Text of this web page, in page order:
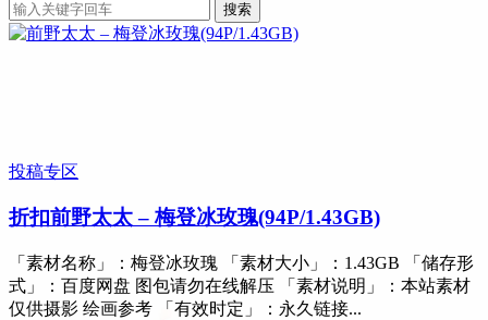
搜索
投稿专区
折扣前野太太 – 梅登冰玫瑰(94P/1.43GB)
「素材名称」：梅登冰玫瑰 「素材大小」：1.43GB 「储存形
式」：百度网盘 图包请勿在线解压 「素材说明」：本站素材
仅供摄影 绘画参考 「有效时定」：永久链接...